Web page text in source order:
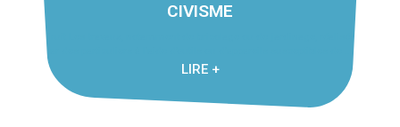
CIVISME
Bruit Les travaux, notamment de bricolage ou de jardinage, réalisés
par des particuliers à l’aide d’outils ou d’appareils susceptibles de ...
LIRE +